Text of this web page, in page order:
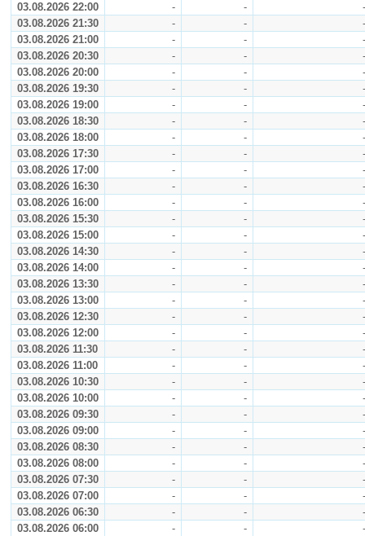
03.08.2026 22:00
- -
-
03.08.2026 21:30
- -
-
03.08.2026 21:00
- -
-
03.08.2026 20:30
- -
-
03.08.2026 20:00
- -
-
03.08.2026 19:30
- -
-
03.08.2026 19:00
- -
-
03.08.2026 18:30
- -
-
03.08.2026 18:00
- -
-
03.08.2026 17:30
- -
-
03.08.2026 17:00
- -
-
03.08.2026 16:30
- -
-
03.08.2026 16:00
- -
-
03.08.2026 15:30
- -
-
03.08.2026 15:00
- -
-
03.08.2026 14:30
- -
-
03.08.2026 14:00
- -
-
03.08.2026 13:30
- -
-
03.08.2026 13:00
- -
-
03.08.2026 12:30
- -
-
03.08.2026 12:00
- -
-
03.08.2026 11:30
- -
-
03.08.2026 11:00
- -
-
03.08.2026 10:30
- -
-
03.08.2026 10:00
- -
-
03.08.2026 09:30
- -
-
03.08.2026 09:00
- -
-
03.08.2026 08:30
- -
-
03.08.2026 08:00
- -
-
03.08.2026 07:30
- -
-
03.08.2026 07:00
- -
-
03.08.2026 06:30
- -
-
03.08.2026 06:00
- -
-